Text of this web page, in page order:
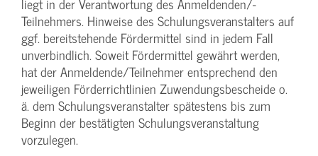
Teilnehmers. Hinweise des Schulungs­veranstalters auf
ggf. bereitstehende Fördermittel sind in jedem Fall
unverbindlich. Soweit Fördermittel gewährt werden,
hat der Anmeldende/­Teilnehmer entsprechend den
jeweiligen Förderrichtlinien Zuwendungs­bescheide o.
ä. dem Schulungs­veranstalter spätestens bis zum
Beginn der bestätigten Schulungs­veranstaltung
vorzulegen.